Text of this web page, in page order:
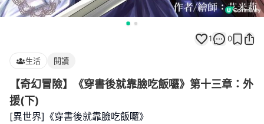
1 0
生活 閱讀
【奇幻冒險】《穿書後就靠臉吃飯囉》第十三章：外
援(下)
[異世界]《穿書後就靠臉吃飯囉》